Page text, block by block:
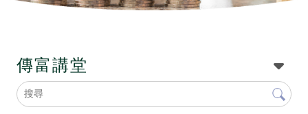
傳富講堂